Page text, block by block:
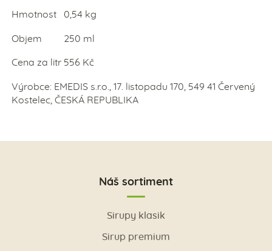
Hmotnost 0,54 kg
Objem 250 ml
Cena za litr 556 Kč
Výrobce: EMEDIS s.r.o., 17. listopadu 170, 549 41 Červený
Kostelec, ČESKÁ REPUBLIKA
Náš sortiment
Sirupy klasik
Sirup premium